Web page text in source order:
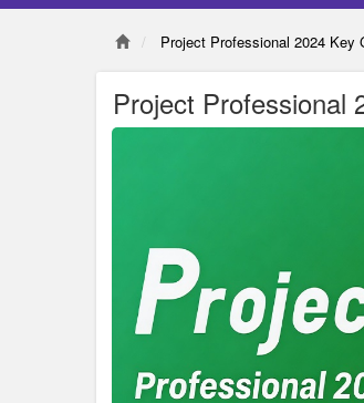
Project Professional 2024 Key
Project Professional